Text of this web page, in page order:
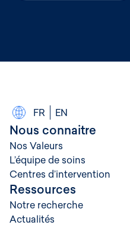
FR EN
Nous connaitre
Nos Valeurs
L’équipe de soins
Centres d’intervention
Ressources
Notre recherche
Actualités